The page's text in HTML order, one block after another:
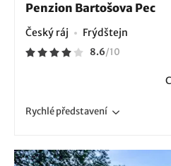
Penzion Bartošova Pec
Český ráj Frýdštejn
8.6/10
Rychlépředstavení